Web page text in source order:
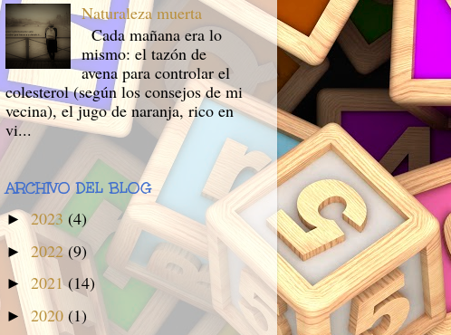
Naturaleza muerta
Cada mañana era lo
mismo: el tazón de
avena para controlar el
colesterol (según los consejos de mi
vecina), el jugo de naranja, rico en
vi...
ARCHIVO DEL BLOG
►2023 (4)
► 2022(9)
► 2021(14)
► 2020 (1)